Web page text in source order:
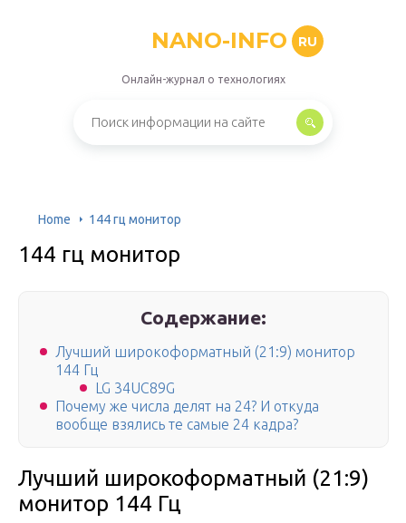
NANO-INFO RU
Онлайн-журнал о технологиях
Home 144 гц монитор
144 гц монитор
Содержание:
Лучший широкоформатный (21:9) монитор
144 Гц
LG 34UC89G
Почему же числа делят на 24? И откуда
вообще взялись те самые 24 кадра?
Лучший широкоформатный (21:9)
монитор 144 Гц